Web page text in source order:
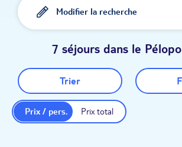
Modifier la recherche
7 séjours dans le
Trier
Prix total
Prix / pers.